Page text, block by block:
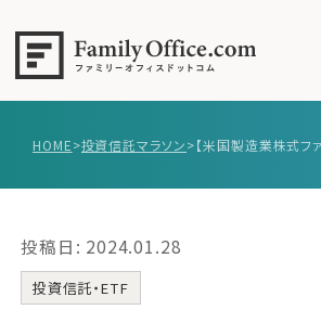
事例紹介
エキスパート一覧
HOME>投資信託マラソン>
投稿日: 2024.01.28
投資信託・ETF